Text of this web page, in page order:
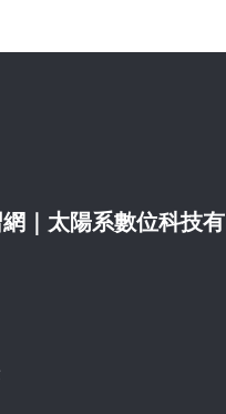
｜太陽系數位科技有